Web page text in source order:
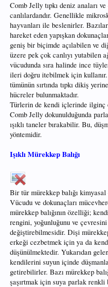
Comb Jelly tıpkı deniz anaları
canlılardandır. Genellikle
hayvanları ile beslenirler.
hareket eden yapışkan
geniş bir biçimde açılabilen ve
üzere pek çok canlıyı yutabilen
vücudunda sıra halinde ince
ileri doğru itebilmek için
tümünün sırtında tıpkı dikiş
hücreler bulunmaktadır.
Türlerin de kendi içlerinde ilginç
Comb Jelly dokunulduğunda
ışıklı taneler bırakabilir. Bu,
yöntemidir.
Işıklı Mürekkep Balığı
Bir tür mürekkep balığı
Vücudu ve dokunaçları
mürekkep balığının özelliği;
rengini, yoğunluğunu ve çevresini
değiştirebilmesidir. Dişi
erkeği cezbetmek için ya da
düşünülmektedir. Yukarıdan
kendilerini suyun içinde
getirebilirler. Bazı mürekkep
şaşırtmak için suya parlak renkli